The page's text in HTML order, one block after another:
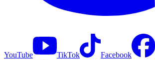
YouTube TikTok Facebook